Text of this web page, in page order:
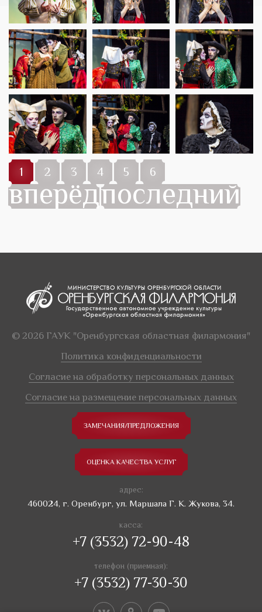
1 2 3 4 5 6
вперёдпоследний
© 2026 ГАУК "Оренбургская областная филармония"
Политика конфиденциальности
Согласие на обработку персональных данных
Согласие на размещение персональных данных
ЗАМЕЧАНИЯ/ПРЕДЛОЖЕНИЯ
ОЦЕНКА КАЧЕСТВА УСЛУГ
адрес:
460024, г. Оренбург, ул. Маршала Г. К. Жукова, 34.
касса:
+7 (3532) 72-90-48
телефон (приемная):
+7 (3532) 77-30-30